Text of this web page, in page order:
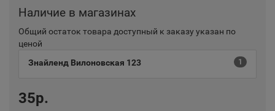
Наличие в магазинах
Общий остаток товара доступный к заказу указан по
ценой
Знайленд Вилоновская 123
1
35р.